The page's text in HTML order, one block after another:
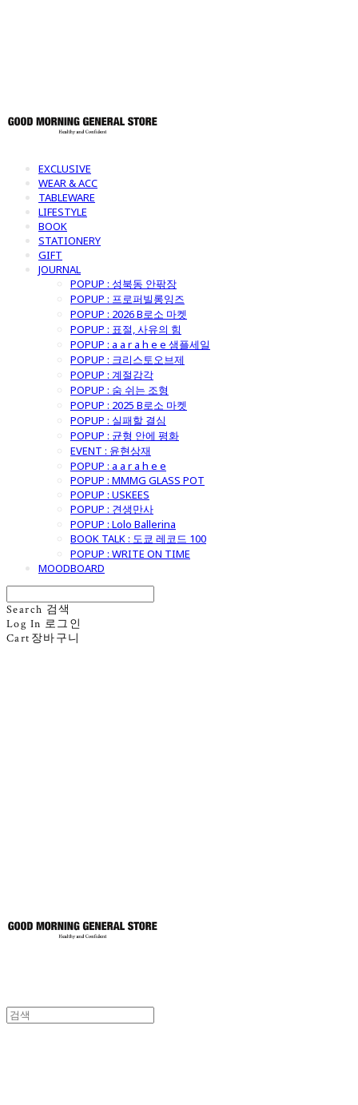
EXCLUSIVE
WEAR & ACC
TABLEWARE
LIFESTYLE
BOOK
STATIONERY
GIFT
JOURNAL
POPUP : 성북동 안팎장
POPUP : 프로퍼빌롱잉즈
POPUP : 2026 B로소 마켓
POPUP : 표절, 사유의 힘
POPUP : a a r a h e e 샘플세일
POPUP : 크리스토오브제
POPUP : 계절감각
POPUP : 숨 쉬는 조형
POPUP : 2025 B로소 마켓
POPUP : 실패할 결심
POPUP : 균형 안에 평화
EVENT : 윤현상재
POPUP : a a r a h e e
POPUP : MMMG GLASS POT
POPUP : USKEES
POPUP : 견생만사
POPUP : Lolo Ballerina
BOOK TALK : 도쿄 레코드 100
POPUP : WRITE ON TIME
MOODBOARD
Search 검색
Log In 로그인
Cart 장바구니